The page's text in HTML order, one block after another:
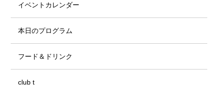
イベントカレンダー
本日のプログラム
フード＆ドリンク
club t